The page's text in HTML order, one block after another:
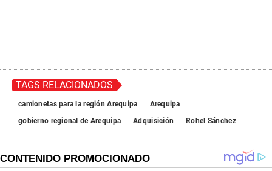
TAGS RELACIONADOS
camionetas para la región Arequipa
Arequipa
gobierno regional de Arequipa
Adquisición Rohel Sánchez